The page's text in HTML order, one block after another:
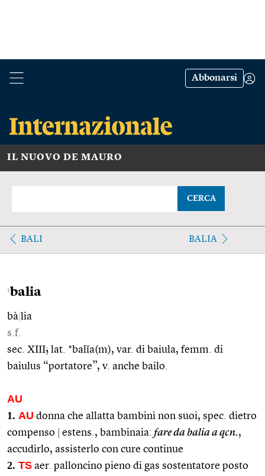
Abbonarsi
IL NUOVO DE MAURO
CERCA
BALI BALIA
1balia
bà lia
s.f.
sec. XIII; lat. *balĭa(m), var. di baiula, femm. di
baiulus “portatore”, v. anche bailo.
AU
1. AU donna che allatta bambini non suoi, spec. dietro
compenso
estens., bambinaia: fare da balia a qcn.,
accudirlo, assisterlo con cure continue
2. TS aer. palloncino pieno di gas sostentatore posto